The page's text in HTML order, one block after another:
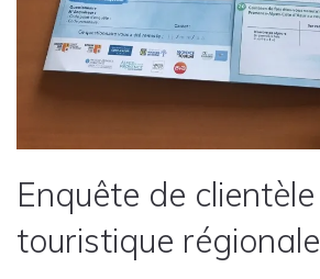
Enquête de clientèle
touristique régionale